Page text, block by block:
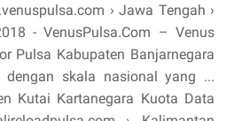
› Jawa Tengah ›
- VenusPulsa.Com – Venus
Pulsa Kabupaten Banjarnegara
dengan skala nasional yang ...
Kutai Kartanegara Kuota Data